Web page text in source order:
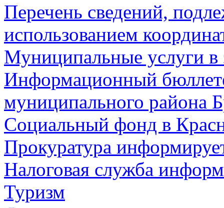
Перечень сведений,
использованием
Муниципальные услуги в
Информационный
муниципального района
Социальный фонд в
Прокуратура
Налоговая служба
Туризм